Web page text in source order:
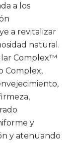
a los
a revitalizar
natural.
Complex™
Complex,
y
y atenuando